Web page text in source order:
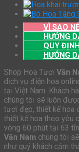
VÌ SAO
HƯỚNG
QUY
HƯỚNG
Shop Hoa Tươi Văn
dịch vụ điện hoa
tại Việt Nam. Khách
chúng tôi sẽ luôn
tươi đẹp, thiết kế hoa
thiết kế hoa theo yêu
vòng 60 phút tại 63
Văn Nam chúng tôi
như quý khách cảm